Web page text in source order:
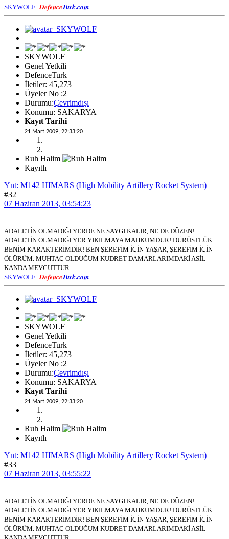
SKYWOLF... DefenceTurk.com
SKYWOLF
Genel Yetkili
DefenceTurk
İletiler: 45,273
Üyeler No :2
Durumu:Çevrimdışı
Konumu: SAKARYA
Kayıt Tarihi
21 Mart 2009, 22:33:20
Ruh Halim
Kayıtlı
Ynt: M142 HIMARS (High Mobility Artillery Rocket System)
#32
07 Haziran 2013, 03:54:23
ADALETİN OLMADIĞI YERDE NE SAYGI KALIR, NE DE DÜZEN!
ADALETİN OLMADIĞI YER YIKILMAYA MAHKUMDUR! DÜRÜSTLÜK
BENİM KARAKTERİMDİR! BEN ŞEREFİM İÇİN YAŞAR, ŞEREFİM İÇİN
ÖLÜRÜM. MUHTAÇ OLDUĞUM KUDRET DAMARLARIMDAKİ ASİL
KANDA MEVCUTTUR.
SKYWOLF... DefenceTurk.com
SKYWOLF
Genel Yetkili
DefenceTurk
İletiler: 45,273
Üyeler No :2
Durumu:Çevrimdışı
Konumu: SAKARYA
Kayıt Tarihi
21 Mart 2009, 22:33:20
Ruh Halim
Kayıtlı
Ynt: M142 HIMARS (High Mobility Artillery Rocket System)
#33
07 Haziran 2013, 03:55:22
ADALETİN OLMADIĞI YERDE NE SAYGI KALIR, NE DE DÜZEN!
ADALETİN OLMADIĞI YER YIKILMAYA MAHKUMDUR! DÜRÜSTLÜK
BENİM KARAKTERİMDİR! BEN ŞEREFİM İÇİN YAŞAR, ŞEREFİM İÇİN
ÖLÜRÜM. MUHTAÇ OLDUĞUM KUDRET DAMARLARIMDAKİ ASİL